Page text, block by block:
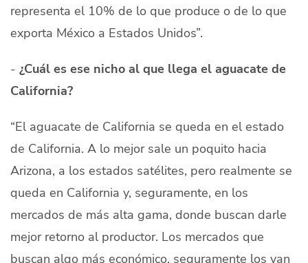
representa el 10% de lo que produce o de lo que
exporta México a Estados Unidos”.
- ¿Cuál es ese nicho al que llega el aguacate de
California?
“El aguacate de California se queda en el estado
de California. A lo mejor sale un poquito hacia
Arizona, a los estados satélites, pero realmente se
queda en California y, seguramente, en los
mercados de más alta gama, donde buscan darle
mejor retorno al productor. Los mercados que
buscan algo más económico, seguramente los van